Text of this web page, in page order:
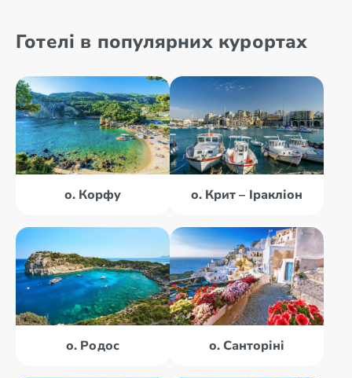
Готелі в популярних курортах
о. Корфу о. Крит – Іракліон
о. Родос о. Санторіні